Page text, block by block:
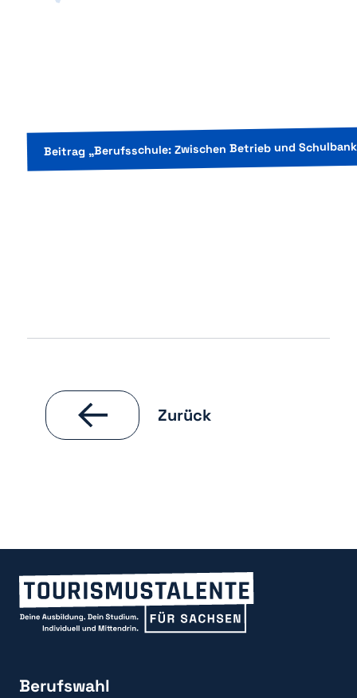
Beitrag „Berufsschule: Zwischen Betrieb und
Zurück
Berufswahl